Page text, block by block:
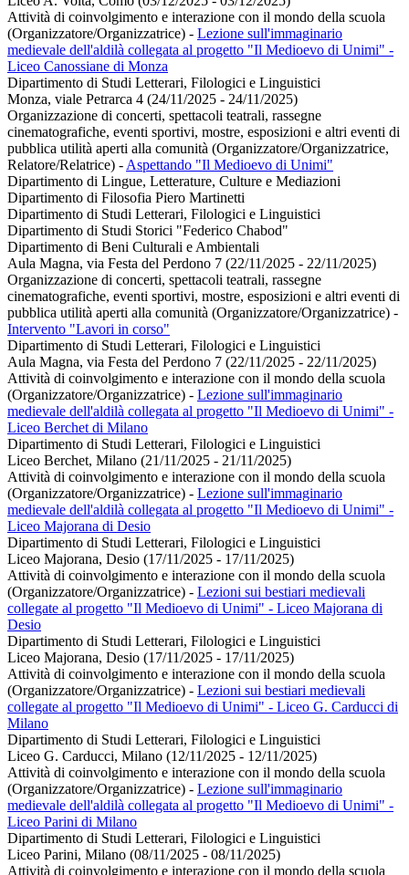
Attività di coinvolgimento e interazione con il mondo della scuola
(Organizzatore/Organizzatrice) - Lezione sull'immaginario
medievale dell'aldilà collegata al progetto "Il Medioevo di Unimi" -
Liceo Canossiane di Monza
Dipartimento di Studi Letterari, Filologici e Linguistici
Monza, viale Petrarca 4 (24/11/2025 - 24/11/2025)
Organizzazione di concerti, spettacoli teatrali, rassegne
cinematografiche, eventi sportivi, mostre, esposizioni e altri eventi di
pubblica utilità aperti alla comunità (Organizzatore/Organizzatrice,
Relatore/Relatrice) - Aspettando "Il Medioevo di Unimi"
Dipartimento di Lingue, Letterature, Culture e Mediazioni
Dipartimento di Filosofia Piero Martinetti
Dipartimento di Studi Letterari, Filologici e Linguistici
Dipartimento di Studi Storici "Federico Chabod"
Dipartimento di Beni Culturali e Ambientali
Aula Magna, via Festa del Perdono 7 (22/11/2025 - 22/11/2025)
Organizzazione di concerti, spettacoli teatrali, rassegne
cinematografiche, eventi sportivi, mostre, esposizioni e altri eventi di
pubblica utilità aperti alla comunità (Organizzatore/Organizzatrice) -
Intervento "Lavori in corso"
Dipartimento di Studi Letterari, Filologici e Linguistici
Aula Magna, via Festa del Perdono 7 (22/11/2025 - 22/11/2025)
Attività di coinvolgimento e interazione con il mondo della scuola
(Organizzatore/Organizzatrice) - Lezione sull'immaginario
medievale dell'aldilà collegata al progetto "Il Medioevo di Unimi" -
Liceo Berchet di Milano
Dipartimento di Studi Letterari, Filologici e Linguistici
Liceo Berchet, Milano (21/11/2025 - 21/11/2025)
Attività di coinvolgimento e interazione con il mondo della scuola
(Organizzatore/Organizzatrice) - Lezione sull'immaginario
medievale dell'aldilà collegata al progetto "Il Medioevo di Unimi" -
Liceo Majorana di Desio
Dipartimento di Studi Letterari, Filologici e Linguistici
Liceo Majorana, Desio (17/11/2025 - 17/11/2025)
Attività di coinvolgimento e interazione con il mondo della scuola
(Organizzatore/Organizzatrice) - Lezioni sui bestiari medievali
collegate al progetto "Il Medioevo di Unimi" - Liceo Majorana di
Desio
Dipartimento di Studi Letterari, Filologici e Linguistici
Liceo Majorana, Desio (17/11/2025 - 17/11/2025)
Attività di coinvolgimento e interazione con il mondo della scuola
(Organizzatore/Organizzatrice) - Lezioni sui bestiari medievali
collegate al progetto "Il Medioevo di Unimi" - Liceo G. Carducci di
Milano
Dipartimento di Studi Letterari, Filologici e Linguistici
Liceo G. Carducci, Milano (12/11/2025 - 12/11/2025)
Attività di coinvolgimento e interazione con il mondo della scuola
(Organizzatore/Organizzatrice) - Lezione sull'immaginario
medievale dell'aldilà collegata al progetto "Il Medioevo di Unimi" -
Liceo Parini di Milano
Dipartimento di Studi Letterari, Filologici e Linguistici
Liceo Parini, Milano (08/11/2025 - 08/11/2025)
Attività di coinvolgimento e interazione con il mondo della scuola